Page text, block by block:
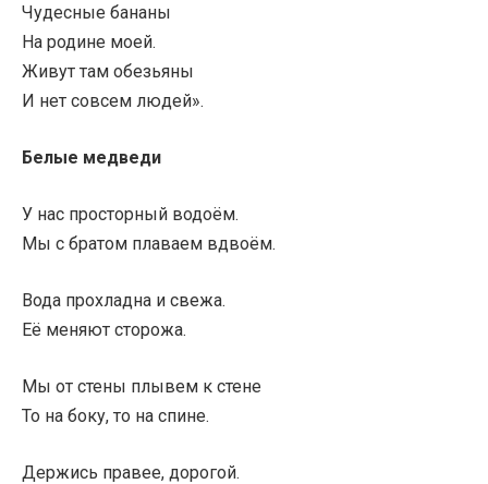
Чудесные бананы
На родине моей.
Живут там обезьяны
И нет совсем людей».
Белые медведи
У нас просторный водоём.
Мы с братом плаваем вдвоём.
Вода прохладна и свежа.
Её меняют сторожа.
Мы от стены плывем к стене
То на боку, то на спине.
Держись правее, дорогой.